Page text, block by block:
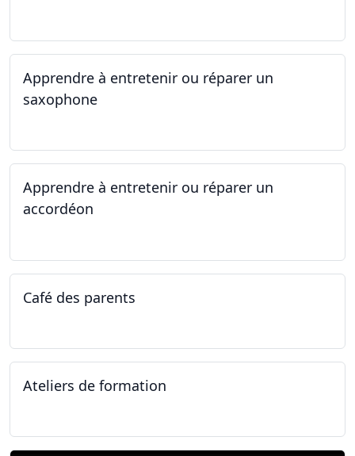
Apprendre à entretenir ou réparer un
saxophone
Apprendre à entretenir ou réparer un
accordéon
Café des parents
Ateliers de formation